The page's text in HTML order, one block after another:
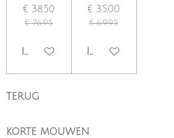
€ 38,50
€ 76,95
IN WINKELWAGEN
€ 35,00
€ 69,95
IN WINKELWAGEN
TERUG
KORTE MOUWEN